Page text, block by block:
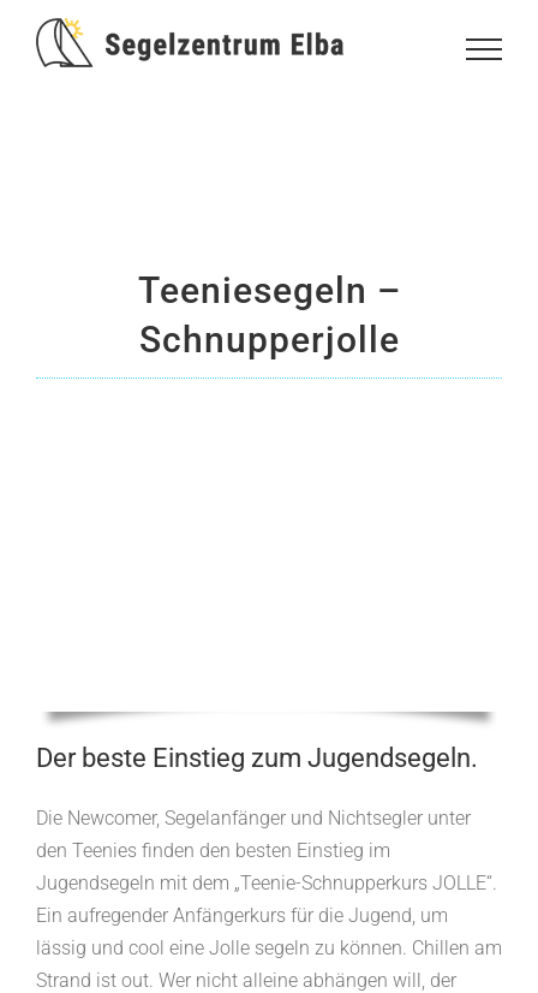
Inhalt
Teeniesegeln –
Schnupperjolle
Der beste Einstieg zum Jugendsegeln.
Die Newcomer, Segelanfänger und Nichtsegler unter
den Teenies finden den besten Einstieg im
Jugendsegeln mit dem „Teenie-Schnupperkurs JOLLE“.
Ein aufregender Anfängerkurs für die Jugend, um
lässig und cool eine Jolle segeln zu können. Chillen am
Strand ist out. Wer nicht alleine abhängen will, der